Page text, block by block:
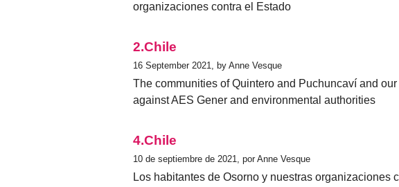
organizaciones contra el Estado
2.Chile
16 September 2021, by Anne Vesque
The communities of Quintero and Puchuncaví and
against AES Gener and environmental authorities
4.Chile
10 de septiembre de 2021, por Anne Vesque
Los habitantes de Osorno y nuestras organizaciones